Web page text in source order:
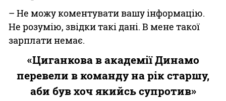
– Не можу коментувати вашу інформацію.
Не розумію, звідки такі дані. В мене такої
зарплати немає.
«Циганкова в академії Динамо
перевели в команду на рік старшу,
аби був хоч якийсь супротив»